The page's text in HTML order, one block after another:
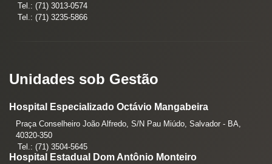
Tel.: (71) 3013-0574
Tel.: (71) 3235-5866
Unidades sob Gestão
Hospital Especializado Octávio Mangabeira
Praça Conselheiro João Alfredo, S/N Pau Miúdo, Salvador - BA,
40320-350
Tel.: (71) 3504-5645
Hospital Estadual Dom Antônio Monteiro